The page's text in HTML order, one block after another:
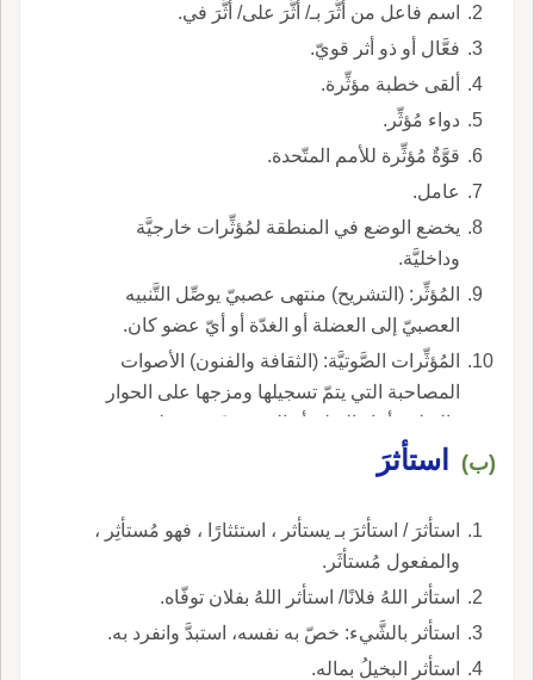
اسم فاعل من أثَّرَ بـ/ أثَّرَ على/ أثَّرَ في.
فعَّال أو ذو أثر قويّ.
ألقى خطبة مؤثِّرة.
دواء مُؤثِّر.
قوَّةٌ مُؤثِّرة للأمم المتّحدة.
عامل.
يخضع الوضع في المنطقة لمُؤثِّرات خارجيَّة
وداخليَّة.
المُؤثِّر: (التشريح) منتهى عصبيّ يوصِّل التَّنبيه
العصبيّ إلى العضلة أو الغدّة أو أيّ عضو كان.
المُؤثِّرات الصَّوتيَّة: (الثقافة والفنون) الأصوات
المصاحبة التي يتمّ تسجيلها ومزجها على الحوار
والتعليق أثناء الفيلم أو المسرحيّة عن طريق
استخدام التسجيلات المحفوظة، كاستخدام
غيرهما.
(ب) استأثرَ
استأثرَ / استأثرَ بـ يستأثر ، استئثارًا ، فهو مُستأثِر ،
والمفعول مُستأثَر.
استأثر اللهُ فلانًا/ استأثر اللهُ بفلان توفّاه.
استأثر بالشَّيء: خصّ به نفسه، استبدَّ وانفرد به.
استأثر البخيلُ بماله.